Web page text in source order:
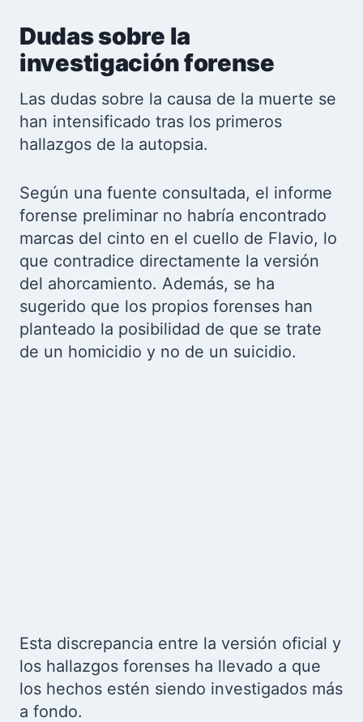
Dudas sobre la
investigación forense
Las dudas sobre la causa de la muerte se
han intensificado tras los primeros
hallazgos de la autopsia.
Según una fuente consultada, el informe
forense preliminar no habría encontrado
marcas del cinto en el cuello de Flavio, lo
que contradice directamente la versión
del ahorcamiento. Además, se ha
sugerido que los propios forenses han
planteado la posibilidad de que se trate
de un homicidio y no de un suicidio.
Esta discrepancia entre la versión oficial y
los hallazgos forenses ha llevado a que
los hechos estén siendo investigados más
a fondo.